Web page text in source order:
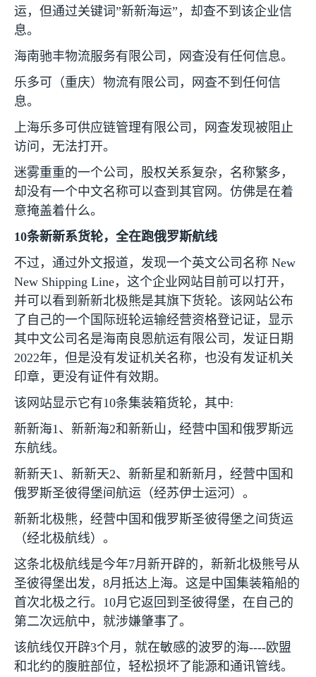
运，但通过关键词”新新海运”，却查不到该企业信
息。
海南驰丰物流服务有限公司，网查没有任何信息。
乐多可（重庆）物流有限公司，网查不到任何信
息。
上海乐多可供应链管理有限公司，网查发现被阻止
访问，无法打开。
迷雾重重的一个公司，股权关系复杂，名称繁多，
却没有一个中文名称可以查到其官网。仿佛是在着
意掩盖着什么。
10条新新系货轮，全在跑俄罗斯航线
不过，通过外文报道，发现一个英文公司名称 New
New Shipping Line，这个企业网站目前可以打开，
并可以看到新新北极熊是其旗下货轮。该网站公布
了自己的一个国际班轮运输经营资格登记证，显示
其中文公司名是海南良恩航运有限公司，发证日期
2022年，但是没有发证机关名称，也没有发证机关
印章，更没有证件有效期。
该网站显示它有10条集装箱货轮，其中:
新新海1、新新海2和新新山，经营中国和俄罗斯远
东航线。
新新天1、新新天2、新新星和新新月，经营中国和
俄罗斯圣彼得堡间航运（经苏伊士运河）。
新新北极熊，经营中国和俄罗斯圣彼得堡之间货运
（经北极航线）。
这条北极航线是今年7月新开辟的，新新北极熊号从
圣彼得堡出发， 8月抵达上海。这是中国集装箱船的
首次北极之行。 10月它返回到圣彼得堡，在自己的
第二次远航中，就涉嫌肇事了。
该航线仅开辟3个月，就在敏感的波罗的海----欧盟
和北约的腹脏部位，轻松损坏了能源和通讯管线。